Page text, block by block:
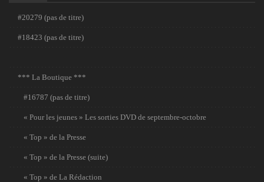
#20279 (pas de titre)
#18423 (pas de titre)
*** La Boutique ***
#16787 (pas de titre)
« Pour les jeunes » Les sorties DVD de septembre-octobre
« Top » de la Presse
« Top » de la Presse (suite)
« Top » de La Rédaction